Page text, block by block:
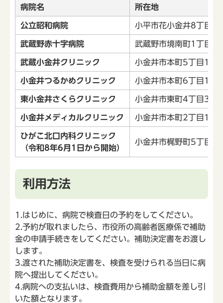
病院名 所在地
公立昭和病院 小平市花小金井8丁目1
武蔵野赤十字病院 武蔵野市境南町1丁目
武蔵小金井クリニック 小金井市本町5丁目19
小金井つるかめクリニック 小金井市本町6丁目14
東小金井さくらクリニック 小金井市東町4丁目37
小金井メディカルクリニック 小金井市本町2丁目1
ひがこ北口内科クリニック
（令和8年6月1日から開始）
小金井市梶野町5丁目
利用方法
1.はじめに、病院で検査日の予約をしてください。
2.予約が取れましたら、市役所の高齢者医療係で補助
金の申請手続きをしてください。補助決定書をお渡し
します。
3.渡された補助決定書を、検査を受けられる当日に病
院へ提出してください。
4.病院への支払いは、検査費用から補助金額を差し引
いた額となります。